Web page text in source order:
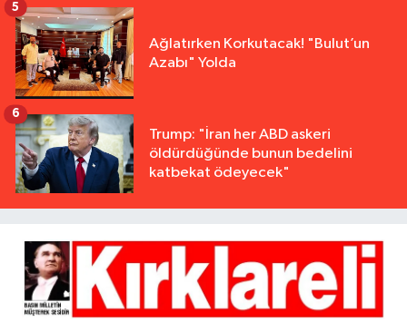
Ağlatırken Korkutacak! "Bulut’un
Azabı" Yolda
5
Trump: "İran her ABD askeri
öldürdüğünde bunun bedelini
katbekat ödeyecek"
6